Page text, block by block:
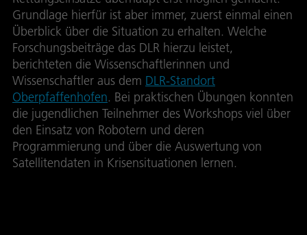
Grundlage hierfür ist aber immer, zuerst einmal einen
Überblick über die Situation zu erhalten. Welche
Forschungsbeiträge das DLR hierzu leistet,
berichteten die Wissenschaftlerinnen und
Wissenschaftler aus dem DLR-Standort
Oberpfaffenhofen. Bei praktischen Übungen konnten
die jugendlichen Teilnehmer des Workshops viel über
den Einsatz von Robotern und deren
Programmierung und über die Auswertung von
Satellitendaten in Krisensituationen lernen.